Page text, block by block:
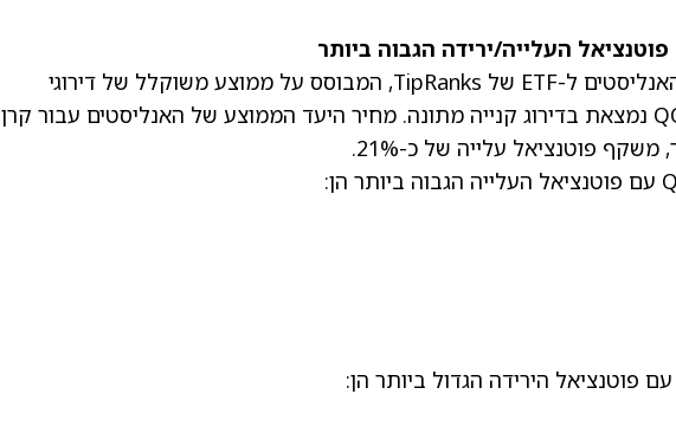
על פי דירוג הקונצנזוס הייחודי של האנליסטים ל-ETF של TipRanks, המבוסס על ממוצע משוקלל של דירוגי
האנליסטים על האחזקות בקרן, QQQ נמצאת בדירוג קנייה מתונה. מחיר היעד הממוצע של האנליסטים עבור קרן
פוטנציאל הירידה הגדול ביותר הן: